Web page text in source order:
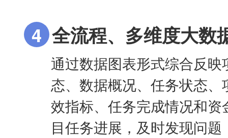
4 全流程、多维度大数
通过数据图表形式综合反
态、数据概况、任务状态
效指标、任务完成情况和
目任务进展，及时发现问